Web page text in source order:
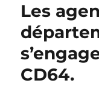
Les
CD64.